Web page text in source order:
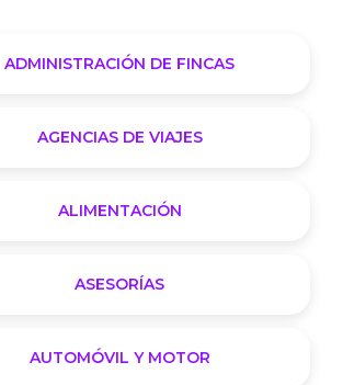
ADMINISTRACIÓN DE FINCAS
AGENCIAS DE VIAJES
ALIMENTACIÓN
ASESORÍAS
AUTOMÓVIL Y MOTOR